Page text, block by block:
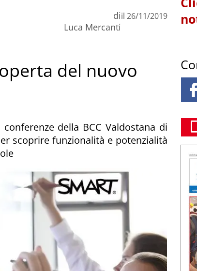
di
Luca Mercanti
il 26/11/2019
del nuovo
della BCC Valdostana di
scoprire funzionalità e potenzialità